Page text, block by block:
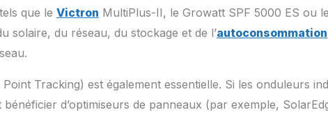
que le Victron MultiPlus-II, le Growatt SPF 5000 ES ou
solaire, du réseau, du stockage et de l’autoconsommation
Tracking) est également essentielle. Si les onduleurs
d’optimiseurs de panneaux (par exemple,